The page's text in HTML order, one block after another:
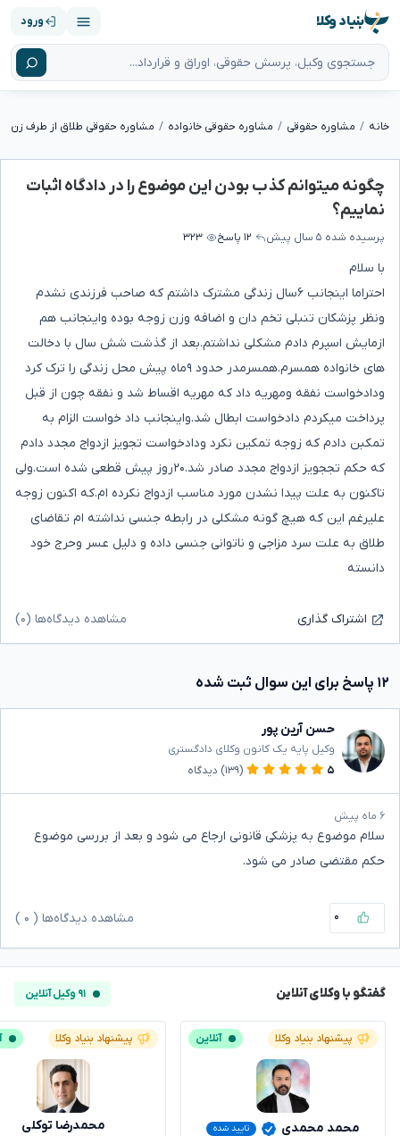
بنیاد وکلا ورود
خانه مشاوره حقوقی مشاوره حقوقی خانواده مشاوره حقوقی طلاق از طرف زن
چگونه میتوانم کذب بودن این موضوع را در دادگاه اثبات
نماییم؟
پرسیده شده ۵ سال پیش ۱۲ پاسخ ۳۲۳
با سلام
احتراما اینجانب ۶سال زندگی مشترک داشتم که صاحب فرزندی نشدم
ونظر پزشکان تنبلی تخم دان و اضافه وزن زوجه بوده واینجانب هم
ازمایش اسپرم دادم مشکلی نداشتم.بعد از گذشت شش سال با دخالت
های خانواده همسرم.همسرمدر حدود ۹ماه پیش محل زندگی را ترک کرد
ودادخواست نفقه ومهریه داد که مهریه اقساط شد و نفقه چون از قبل
پرداخت میکردم دادخواست ابطال شد.واینجانب داد خواست الزام به
تمکبن دادم که زوجه تمکین نکرد ودادخواست تجویز ازدواج مجدد دادم
که حکم تججویز ازدواج مجدد صادر شد.۲۰روز پیش قطعی شده است.ولی
تاکنون به علت پیدا نشدن مورد مناسب ازدواج نکرده ام.که اکنون زوجه
علیرغم این که هیچ گونه مشکلی در رابطه جنسی نداشته ام تقاضای
طلاق به علت سرد مزاجی و ناتوانی جنسی داده و دلیل عسر وحرج خود
دانسته
اشتراک گذاری مشاهده دیدگاه‌ها (۰)
۱۲ پاسخ برای این سوال ثبت شده
حسن آرین پور
وکیل پایه یک کانون وکلای دادگستری
۵
(۱۳۹) دیدگاه
۶ ماه پیش
سلام موضوع به پزشکی قانونی ارجاع می شود و بعد از بررسی موضوع
حکم مقتضی صادر می شود.
۰ مشاهده دیدگاه‌ها ( ۰
گفتگو با وکلای آنلاین ۹۱ وکیل آنلاین
پیشنهاد بنیاد وکلا آنلاین
محمد محمدی
تایید شده
پیشنهاد بنیاد وکلا
محمدرضا توکلی